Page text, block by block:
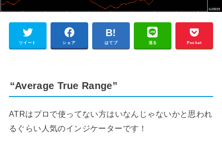
ツイート シェア はてブ 送る Pocket
“Average True Range”
ATRはプロで使ってない方はいなんじゃないかと思われ
るぐらい人気のインジケーターです！